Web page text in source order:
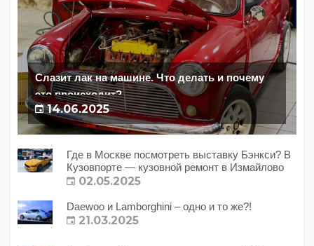
Слазит лак на машине. Что делать и почему
это происходит?
14.06.2025
Где в Москве посмотреть выставку Бэнкси? В
Кузовпорте — кузовной ремонт в Измайлово
02.05.2025
Daewoo и Lamborghini – одно и то же?!
21.03.2025